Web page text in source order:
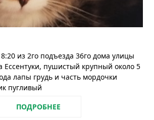
из 2го подъезда 36го дома улицы
Ессентуки, пушистый крупный около 5
лапы грудь и часть мордочки
пугливый
ПОДРОБНЕЕ